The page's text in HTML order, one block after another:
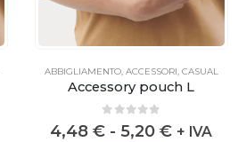
ABBIGLIAMENTO, ACCESSORI, CASUAL
Accessory pouch L
4,48€ - 5,20€ + IVA